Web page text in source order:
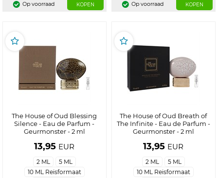
Op voorraad KOPEN Op voorraad KOPEN
The House of Oud Blessing
Silence - Eau de Parfum -
Geurmonster - 2 ml
13,95 EUR
2 ML
5 ML
10 ML Reisformaat
The House of Oud Breath of
The Infinite - Eau de Parfum -
Geurmonster - 2 ml
13,95 EUR
2 ML
5 ML
10 ML Reisformaat